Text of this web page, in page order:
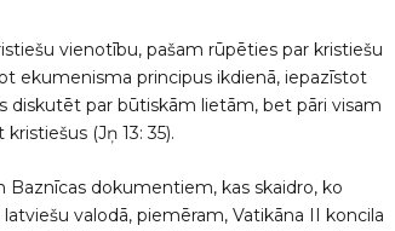
vienotību, pašam rūpēties par kristiešu
ekumenisma principus ikdienā, iepazīstot
diskutēt par būtiskām lietām, bet pāri visam
(Jņ 13: 35).
dokumentiem, kas skaidro, ko
valodā, piemēram, Vatikāna II koncila